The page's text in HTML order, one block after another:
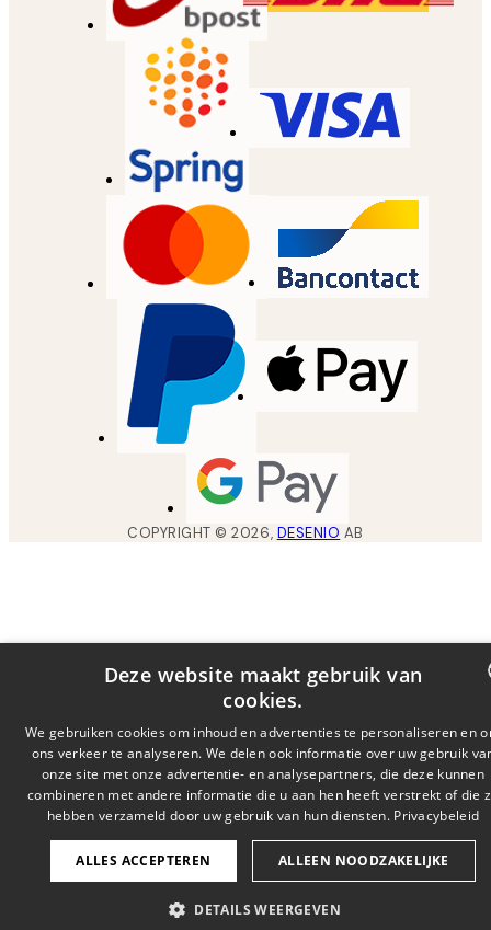
COPYRIGHT ©2026, DESENIO AB
DUTCH
Deze website maakt gebruik van
cookies.
We gebruiken cookies om inhoud en advertenties te personaliseren en
ons verkeer te analyseren. We delen ook informatie over uw gebruik
onze site met onze advertentie- en analysepartners, die deze kunnen
combineren met andere informatie die u aan hen heeft verstrekt of die
hebben verzameld door uw gebruik van hun diensten. Privacybeleid
ALLES ACCEPTEREN ALLEEN NOODZAKELIJKE
DETAILS WEERGEVEN